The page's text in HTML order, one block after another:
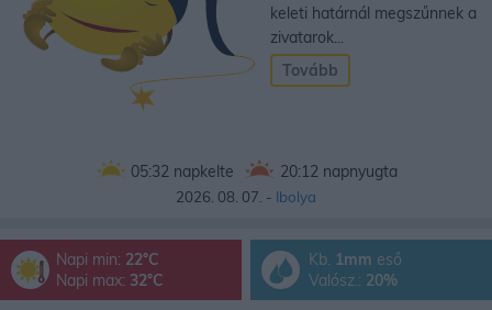
keleti határnál megszűnnek a
zivatarok...
Tovább
05:32 napkelte 20:12 napnyugta
2026. 08. 07. - Ibolya
Napi min: 22°C
Napi max: 32°C
Kb. 1mm eső
Valósz.: 20%